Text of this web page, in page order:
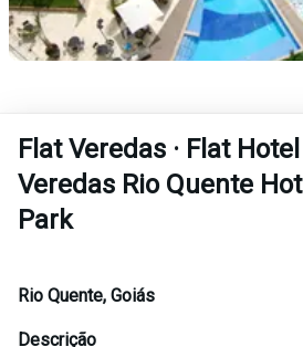
Flat Veredas · Flat Hotel
Veredas Rio Quente Hot
Park
Rio Quente, Goiás
Descrição